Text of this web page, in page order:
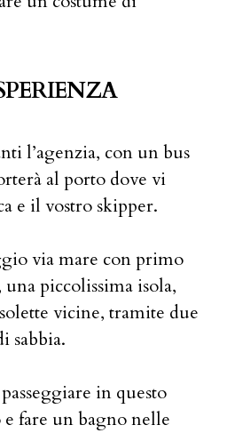
l’agenzia, con un bus
al porto dove vi
e il vostro skipper.
via mare con primo
una piccolissima isola,
vicine, tramite due
sabbia.
in questo
e fare un bagno nelle